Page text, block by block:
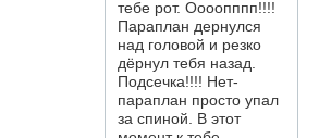
тебе рот. Оооопппп!!!!
Параплан дернулся
над головой и резко
дёрнул тебя назад.
Подсечка!!!! Нет-
параплан просто упал
за спиной. В этот